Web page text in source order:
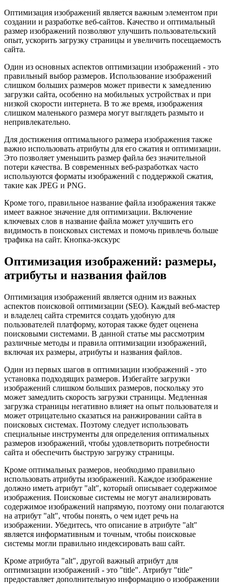
Оптимизация изображений является важным элементом при
создании и разработке веб-сайтов. Качество и оптимальный
размер изображений позволяют улучшить пользовательский
опыт, ускорить загрузку страницы и увеличить посещаемость
сайта.
Один из основных аспектов оптимизации изображений - это
правильный выбор размеров. Использование изображений
слишком больших размеров может привести к замедлению
загрузки сайта, особенно на мобильных устройствах и при
низкой скорости интернета. В то же время, изображения
слишком маленького размера могут выглядеть размыто и
непривлекательно.
Для достижения оптимального размера изображения также
важно использовать атрибуты для его сжатия и оптимизации.
Это позволяет уменьшить размер файла без значительной
потери качества. В современных веб-разработках часто
используются форматы изображений с поддержкой сжатия,
такие как JPEG и PNG.
Кроме того, правильное название файла изображения также
имеет важное значение для оптимизации. Включение
ключевых слов в название файла может улучшить его
видимость в поисковых системах и помочь привлечь больше
трафика на сайт. Кнопка-экскурс
Оптимизация изображений: размеры,
атрибуты и названия файлов
Оптимизация изображений является одним из важных
аспектов поисковой оптимизации (SEO). Каждый веб-мастер
и владелец сайта стремится создать удобную для
пользователей платформу, которая также будет оценена
поисковыми системами. В данной статье мы рассмотрим
различные методы и правила оптимизации изображений,
включая их размеры, атрибуты и названия файлов.
Один из первых шагов в оптимизации изображений - это
установка подходящих размеров. Избегайте загрузки
изображений слишком больших размеров, поскольку это
может замедлить скорость загрузки страницы. Медленная
загрузка страницы негативно влияет на опыт пользователя и
может отрицательно сказаться на ранжировании сайта в
поисковых системах. Поэтому следует использовать
специальные инструменты для определения оптимальных
размеров изображений, чтобы удовлетворить потребности
сайта и обеспечить быструю загрузку страницы.
Кроме оптимальных размеров, необходимо правильно
использовать атрибуты изображений. Каждое изображение
должно иметь атрибут "alt", который описывает содержимое
изображения. Поисковые системы не могут анализировать
содержимое изображений напрямую, поэтому они полагаются
на атрибут "alt", чтобы понять, о чем идет речь на
изображении. Убедитесь, что описание в атрибуте "alt"
является информативным и точным, чтобы поисковые
системы могли правильно индексировать ваш сайт.
Кроме атрибута "alt", другой важный атрибут для
оптимизации изображений - это "title". Атрибут "title"
предоставляет дополнительную информацию о изображении